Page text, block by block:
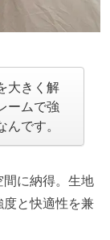
大きく解
ームで強
です。
に納得。生地
と快適性を兼